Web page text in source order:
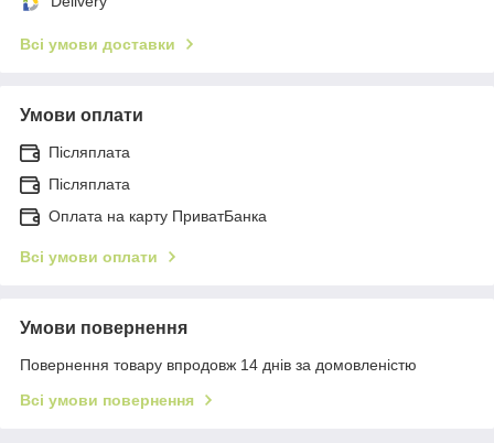
Всі умови доставки
Умови оплати
Післяплата
Післяплата
Оплата на карту ПриватБанка
Всі умови оплати
Умови повернення
Повернення товару впродовж 14 днів за домовленістю
Всі умови повернення